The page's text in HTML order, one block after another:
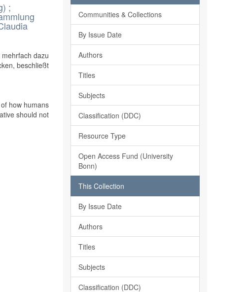
;
dazu
beschließt
how humans
should not
Communities & Collections
By Issue Date
Authors
Titles
Subjects
Classification (DDC)
Resource Type
Open Access Fund (University
Bonn)
This Collection
By Issue Date
Authors
Titles
Subjects
Classification (DDC)